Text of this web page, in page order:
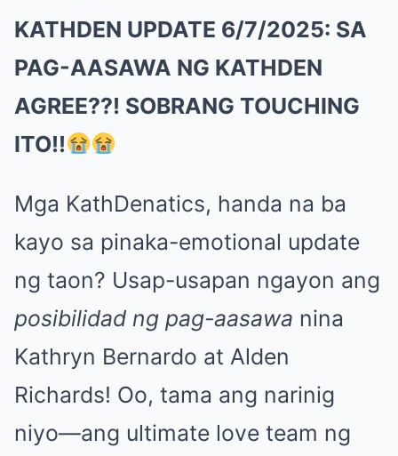
KATHDEN UPDATE 6/7/2025: SA
PAG-AASAWA NG KATHDEN
AGREE??! SOBRANG TOUCHING
ITO!!
Mga KathDenatics, handa na ba
kayo sa pinaka-emotional update
ng taon? Usap-usapan ngayon ang
posibilidad ng pag-aasawa nina
Kathryn Bernardo at Alden
Richards! Oo, tama ang narinig
niyo—ang ultimate love team ng